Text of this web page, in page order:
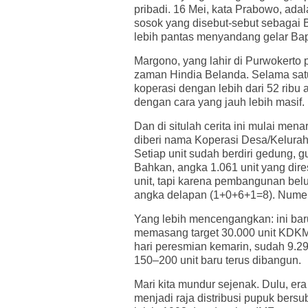
pribadi. 16 Mei, kata Prabowo,
sosok yang disebut-sebut sebagai
lebih pantas menyandang gelar
Margono, yang lahir di
zaman Hindia Belanda. Selama
koperasi dengan lebih dari 52 ribu
dengan cara yang jauh lebih masif.
Dan di situlah cerita ini mulai
diberi nama Koperasi Desa/
Setiap unit sudah berdiri gedung,
Bahkan, angka 1.061 unit yang
unit, tapi karena pembangunan
angka delapan (1+0+6+1=8).
Yang lebih mencengangkan: ini
memasang target 30.000 unit
hari peresmian kemarin, sudah
150–200 unit baru terus dibangun.
Mari kita mundur sejenak. Dulu,
menjadi raja distribusi pupuk